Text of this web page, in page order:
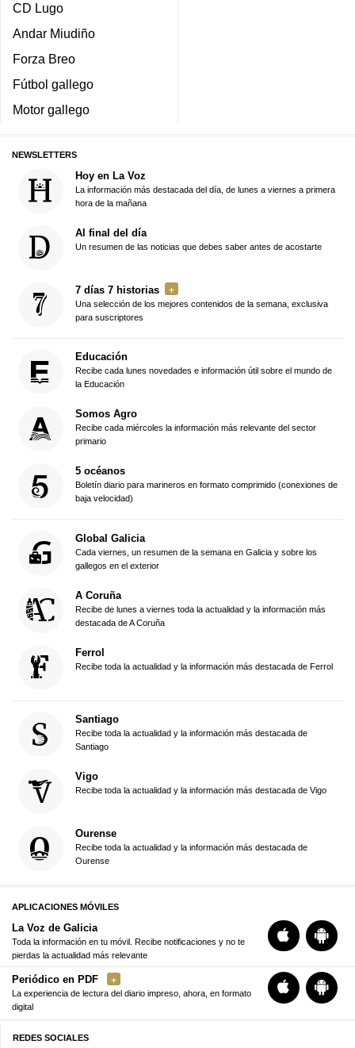
CD Lugo
Andar Miudiño
Forza Breo
Fútbol gallego
Motor gallego
NEWSLETTERS
Hoy en La Voz
La información más destacada del día, de lunes a viernes a primera
hora de la mañana
Al final del día
Un resumen de las noticias que debes saber antes de acostarte
7 días 7 historias
Una selección de los mejores contenidos de la semana, exclusiva
para suscriptores
Educación
Recibe cada lunes novedades e información útil sobre el mundo de
la Educación
Somos Agro
Recibe cada miércoles la información más relevante del sector
primario
5 océanos
Boletín diario para marineros en formato comprimido (conexiones de
baja velocidad)
Global Galicia
Cada viernes, un resumen de la semana en Galicia y sobre los
gallegos en el exterior
A Coruña
Recibe de lunes a viernes toda la actualidad y la información más
destacada de A Coruña
Ferrol
Recibe toda la actualidad y la información más destacada de Ferrol
Santiago
Recibe toda la actualidad y la información más destacada de
Santiago
Vigo
Recibe toda la actualidad y la información más destacada de Vigo
Ourense
Recibe toda la actualidad y la información más destacada de
Ourense
APLICACIONES MÓVILES
La Voz de Galicia
Toda la información en tu móvil. Recibe notificaciones y no te
pierdas la actualidad más relevante
Periódico en PDF
La experiencia de lectura del diario impreso, ahora, en formato
digital
REDES SOCIALES